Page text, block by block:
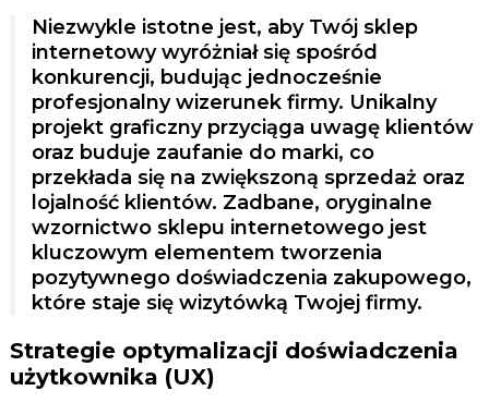
Niezwykle istotne jest, aby Twój sklep
internetowy wyróżniał się spośród
konkurencji, budując jednocześnie
profesjonalny wizerunek firmy. Unikalny
projekt graficzny przyciąga uwagę klientów
oraz buduje zaufanie do marki, co
przekłada się na zwiększoną sprzedaż oraz
lojalność klientów. Zadbane, oryginalne
wzornictwo sklepu internetowego jest
kluczowym elementem tworzenia
pozytywnego doświadczenia zakupowego,
które staje się wizytówką Twojej firmy.
Strategie optymalizacji doświadczenia
użytkownika (UX)